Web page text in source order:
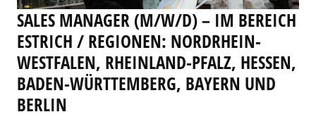
SALES MANAGER (M/W/D) – IM BEREICH
ESTRICH / REGIONEN: NORDRHEIN-
WESTFALEN, RHEINLAND-PFALZ, HESSEN,
BADEN-WÜRTTEMBERG, BAYERN UND
BERLIN